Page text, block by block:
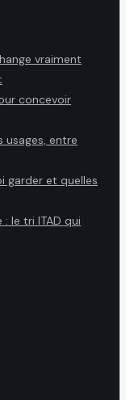
vraiment
concevoir
usages, entre
garder et quelles
le tri ITAD qui